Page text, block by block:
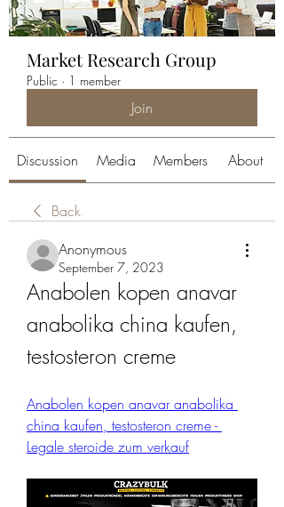
Market Research Group
Public · 1 member
Join
Discussion Media Members About
Back
Anonymous
September 7, 2023
Anabolen kopen anavar
anabolika china kaufen,
testosteron creme
Anabolen kopen anavar anabolika
china kaufen, testosteron creme -
Legale steroide zum verkauf